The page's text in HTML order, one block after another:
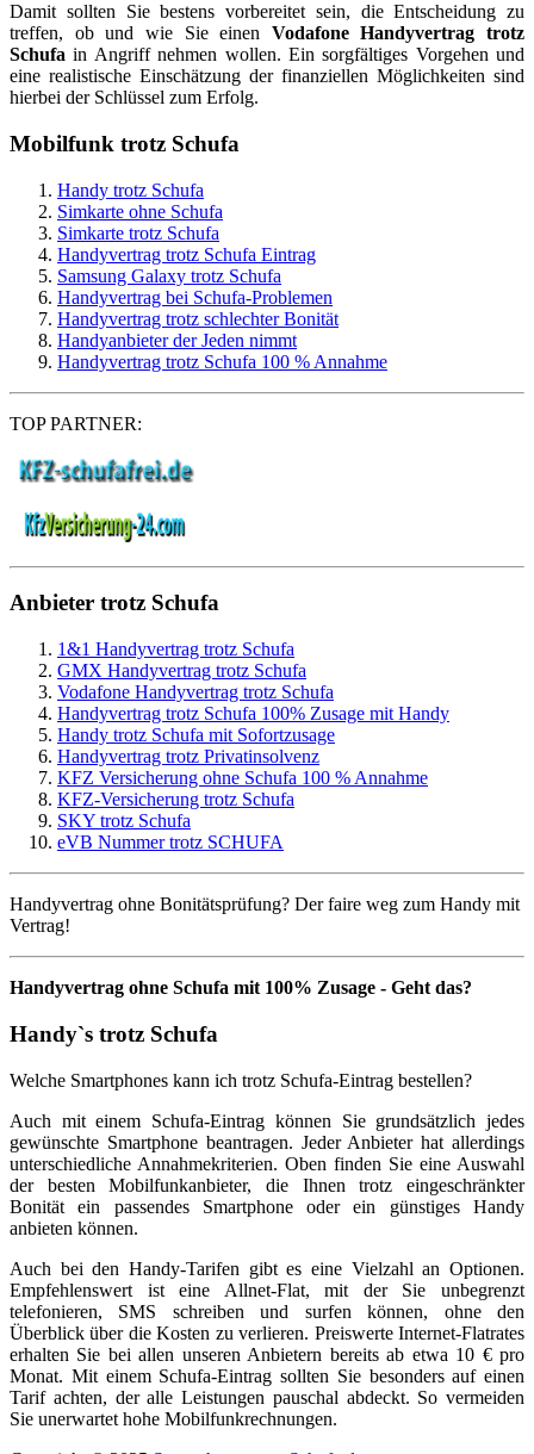
Damit sollten Sie bestens vorbereitet sein, die Entscheidung zu
treffen, ob und wie Sie einen Vodafone Handyvertrag trotz
Schufa in Angriff nehmen wollen. Ein sorgfältiges Vorgehen und
eine realistische Einschätzung der finanziellen Möglichkeiten sind
hierbei der Schlüssel zum Erfolg.
Mobilfunk trotz Schufa
Handy trotz Schufa
Simkarte ohne Schufa
Simkarte trotz Schufa
Handyvertrag trotz Schufa Eintrag
Samsung Galaxy trotz Schufa
Handyvertrag bei Schufa-Problemen
Handyvertrag trotz schlechter Bonität
Handyanbieter der Jeden nimmt
Handyvertrag trotz Schufa 100 % Annahme
TOP PARTNER:
Anbieter trotz Schufa
1&1 Handyvertrag trotz Schufa
GMX Handyvertrag trotz Schufa
Vodafone Handyvertrag trotz Schufa
Handyvertrag trotz Schufa 100% Zusage mit Handy
Handy trotz Schufa mit Sofortzusage
Handyvertrag trotz Privatinsolvenz
KFZ Versicherung ohne Schufa 100 % Annahme
KFZ-Versicherung trotz Schufa
SKY trotz Schufa
eVB Nummer trotz SCHUFA
Handyvertrag ohne Bonitätsprüfung? Der faire weg zum Handy mit
Vertrag!
Handyvertrag ohne Schufa mit 100% Zusage - Geht das?
Handy`s trotz Schufa
Welche Smartphones kann ich trotz Schufa-Eintrag bestellen?
Auch mit einem Schufa-Eintrag können Sie grundsätzlich jedes
gewünschte Smartphone beantragen. Jeder Anbieter hat allerdings
unterschiedliche Annahmekriterien. Oben finden Sie eine Auswahl
der besten Mobilfunkanbieter, die Ihnen trotz eingeschränkter
Bonität ein passendes Smartphone oder ein günstiges Handy
anbieten können.
Auch bei den Handy-Tarifen gibt es eine Vielzahl an Optionen.
Empfehlenswert ist eine Allnet-Flat, mit der Sie unbegrenzt
telefonieren, SMS schreiben und surfen können, ohne den
Überblick über die Kosten zu verlieren. Preiswerte Internet-Flatrates
erhalten Sie bei allen unseren Anbietern bereits ab etwa 10 € pro
Monat. Mit einem Schufa-Eintrag sollten Sie besonders auf einen
Tarif achten, der alle Leistungen pauschal abdeckt. So vermeiden
Sie unerwartet hohe Mobilfunkrechnungen.